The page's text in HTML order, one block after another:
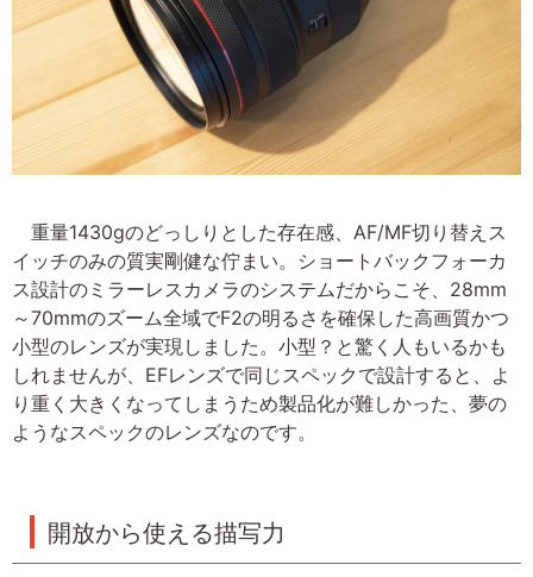
重量1430gのどっしりとした存在感、AF/MF切り替えス
イッチのみの質実剛健な佇まい。ショートバックフォーカ
ス設計のミラーレスカメラのシステムだからこそ、28mm
～70mmのズーム全域でF2の明るさを確保した高画質かつ
小型のレンズが実現しました。小型？と驚く人もいるかも
しれませんが、EFレンズで同じスペックで設計すると、よ
り重く大きくなってしまうため製品化が難しかった、夢の
ようなスペックのレンズなのです。
開放から使える描写力